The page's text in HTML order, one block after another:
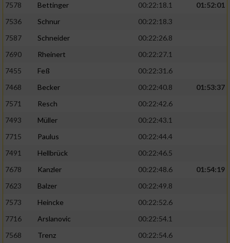
7578
Bettinger 00:22:18.1
01:52:01
7536
Schnur
00:22:18.3
7587
Schneider
00:22:26.8
7690
Rheinert
00:22:27.1
7455
Feß
00:22:31.6
7468
Becker 00:22:40.8
01:53:37
7571
Resch
00:22:42.6
7493
Müller
00:22:43.1
7715
Paulus
00:22:44.4
7491
Hellbrück
00:22:46.5
7678
Kanzler 00:22:48.6
01:54:19
7623
Balzer
00:22:49.8
7573
Heincke
00:22:52.6
7716
Arslanovic
00:22:54.1
7568
Trenz
00:22:54.6